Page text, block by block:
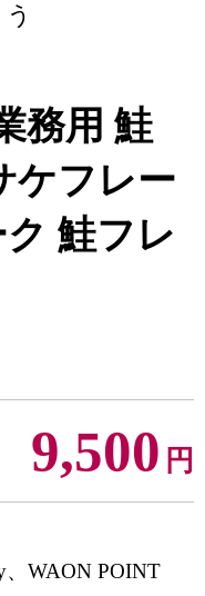
務用 鮭
ケフレー
鮭フレ
9,500 円
WAON POINT